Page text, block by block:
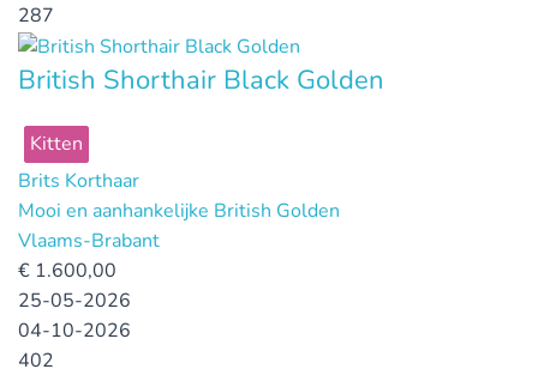
287
British Shorthair Black Golden
Kitten
Brits Korthaar
Mooi en aanhankelijke British Golden
Vlaams-Brabant
€ 1.600,00
25-05-2026
04-10-2026
402